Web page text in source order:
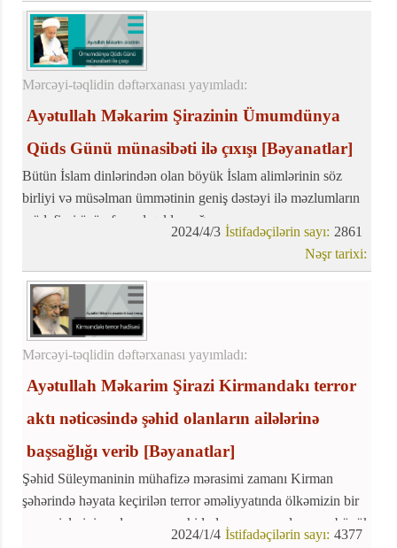
Mərcəyi-təqlidin dəftərxanası yayımladı:
Ayətullah Məkarim Şirazinin Ümumdünya
Qüds Günü münasibəti ilə çıxışı [Bəyanatlar]
Bütün İslam dinlərindən olan böyük İslam alimlərinin söz
birliyi və müsəlman ümmətinin geniş dəstəyi ilə məzlumların
müdafiəsi üçün fəryad qaldırmağı
2861
İstifadəçilərin sayı:
2024/4/3
Nəşr tarixi:
Mərcəyi-təqlidin dəftərxanası yayımladı:
Ayətullah Məkarim Şirazi Kirmandakı terror
aktı nəticəsində şəhid olanların ailələrinə
başsağlığı verib [Bəyanatlar]
Şəhid Süleymaninin mühafizə mərasimi zamanı Kirman
şəhərində həyata keçirilən terror əməliyyatında ölkəmizin bir
çox əzizlərinin zalımcasına şəhid olması və yaralanması böyük
4377
İstifadəçilərin sayı:
2024/1/4